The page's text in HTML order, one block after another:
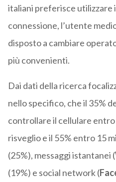
italiani preferisce utilizzare
connessione, l’utente
disposto a cambiare
più convenienti.
Dai dati della ricerca
nello specifico, che il 35%
controllare il cellulare entro
risveglio e il 55% entro 15
(25%), messaggi istantanei (
(19%) e social network (